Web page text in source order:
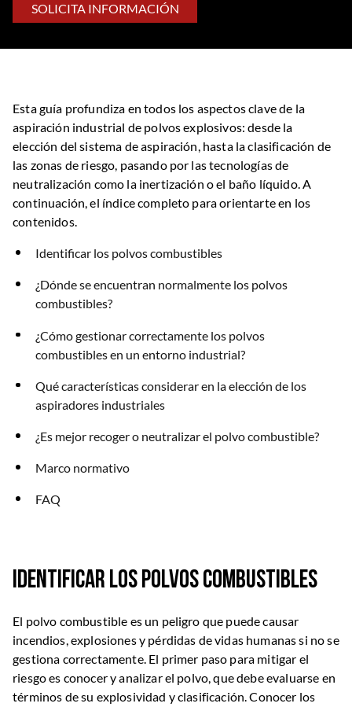
SOLICITA INFORMACIÓN
Esta guía profundiza en todos los aspectos clave de la
aspiración industrial de polvos explosivos: desde la
elección del sistema de aspiración, hasta la clasificación de
las zonas de riesgo, pasando por las tecnologías de
neutralización como la inertización o el baño líquido. A
continuación, el índice completo para orientarte en los
contenidos.
Identificar los polvos combustibles
¿Dónde se encuentran normalmente los polvos
combustibles?
¿Cómo gestionar correctamente los polvos
combustibles en un entorno industrial?
Qué características considerar en la elección de los
aspiradores industriales
¿Es mejor recoger o neutralizar el polvo combustible?
Marco normativo
FAQ
Identificar los polvos combustibles
El polvo combustible es un peligro que puede causar
incendios, explosiones y pérdidas de vidas humanas si no se
gestiona correctamente. El primer paso para mitigar el
riesgo es conocer y analizar el polvo, que debe evaluarse en
términos de su explosividad y clasificación. Conocer los